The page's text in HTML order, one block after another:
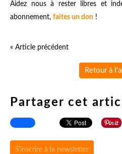
Aidez nous à rester libres et
abonnement, faites un don !
« Article précédent
Retour à
Partager cet
S'inscrire à la newsletter